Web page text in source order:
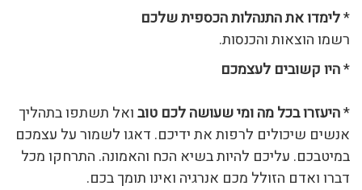
*לימדו את התנהלות הכספית שלכם
רשמו הוצאות והכנסות.
*היו קשובים לעצמכם
*היעזרו בכל מה ומי שעושה לכם טובואל תשתפו בתהליך
אנשים שיכולים לרפות את ידיכם. דאגו לשמור על עצמכם
במיטבכם. עליכם להיות בשיא הכח והאמונה. התרחקו מכל
דברו ואדם הזולל מכם אנרגיה ואינו תומך בכם.